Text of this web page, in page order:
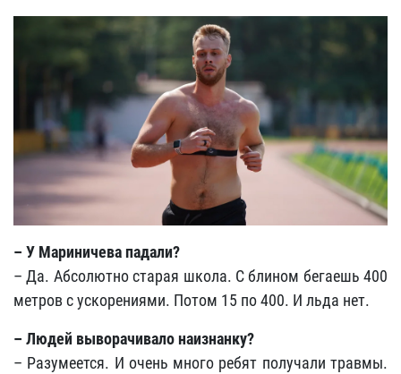
– У Мариничева падали?
– Да. Абсолютно старая школа. С блином бегаешь 400
метров с ускорениями. Потом 15 по 400. И льда нет.
– Людей выворачивало наизнанку?
– Разумеется. И очень много ребят получали травмы.